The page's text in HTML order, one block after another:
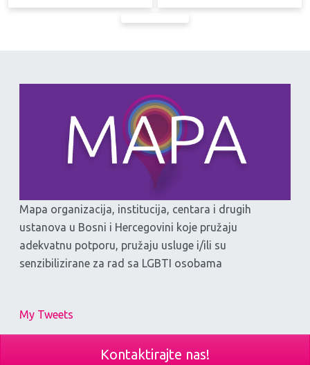
Mapa organizacija, institucija, centara i drugih
ustanova u Bosni i Hercegovini koje pružaju
adekvatnu potporu, pružaju usluge i/ili su
senzibilizirane za rad sa LGBTI osobama
My Tweets
Kontaktirajte nas!